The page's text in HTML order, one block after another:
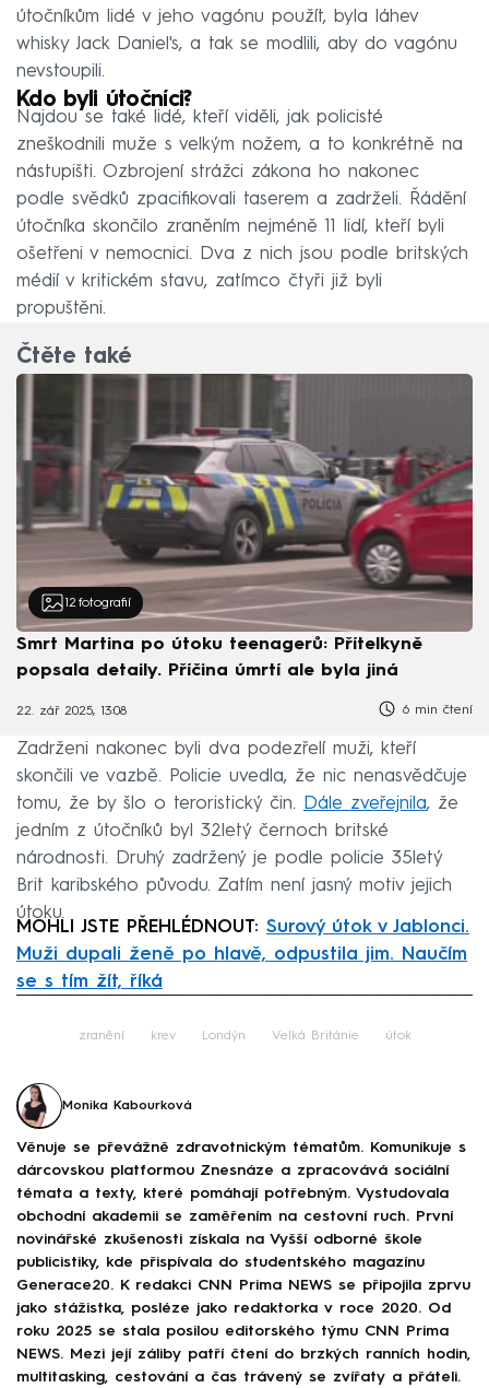
útočníkům lidé v jeho vagónu použít, byla láhev
whisky Jack Daniel's, a tak se modlili, aby do vagónu
nevstoupili.
Kdo byli útočníci?
Najdou se také lidé, kteří viděli, jak policisté
zneškodnili muže s velkým nožem, a to konkrétně na
nástupišti. Ozbrojení strážci zákona ho nakonec
podle svědků zpacifikovali taserem a zadrželi. Řádění
útočníka skončilo zraněním nejméně 11 lidí, kteří byli
ošetřeni v nemocnici. Dva z nich jsou podle britských
médií v kritickém stavu, zatímco čtyři již byli
propuštěni.
Čtěte také
12 fotografií
Smrt Martina po útoku teenagerů: Přítelkyně
popsala detaily. Příčina úmrtí ale byla jiná
22. zář 2025, 13:08 6 min čtení
Zadrženi nakonec byli dva podezřelí muži, kteří
skončili ve vazbě. Policie uvedla, že nic nenasvědčuje
tomu, že by šlo o teroristický čin. Dále zveřejnila, že
jedním z útočníků byl 32letý černoch britské
národnosti. Druhý zadržený je podle policie 35letý
Brit karibského původu. Zatím není jasný motiv jejich
útoku.
MOHLI JSTE PŘEHLÉDNOUT: Surový útok v Jablonci.
Muži dupali ženě po hlavě, odpustila jim. Naučím
se s tím žít, říká
zranění krev Londýn Velká Británie útok
Monika Kabourková
Věnuje se převážně zdravotnickým tématům. Komunikuje s
dárcovskou platformou Znesnáze a zpracovává sociální
témata a texty, které pomáhají potřebným. Vystudovala
obchodní akademii se zaměřením na cestovní ruch. První
novinářské zkušenosti získala na Vyšší odborné škole
publicistiky, kde přispívala do studentského magazínu
Generace20. K redakci CNN Prima NEWS se připojila zprvu
jako stážistka, posléze jako redaktorka v roce 2020. Od
roku 2025 se stala posilou editorského týmu CNN Prima
NEWS. Mezi její záliby patří čtení do brzkých ranních hodin,
multitasking, cestování a čas trávený se zvířaty a přáteli.